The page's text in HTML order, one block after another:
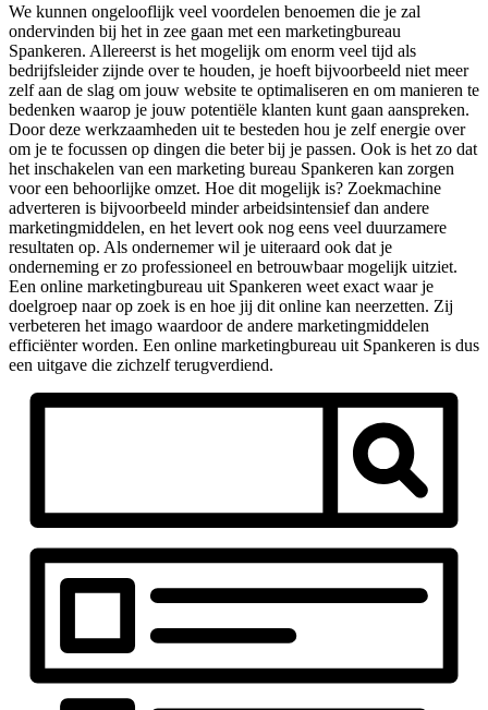
We kunnen ongelooflijk veel voordelen benoemen die je zal
ondervinden bij het in zee gaan met een marketingbureau
Spankeren. Allereerst is het mogelijk om enorm veel tijd als
bedrijfsleider zijnde over te houden, je hoeft bijvoorbeeld niet meer
zelf aan de slag om jouw website te optimaliseren en om manieren te
bedenken waarop je jouw potentiële klanten kunt gaan aanspreken.
Door deze werkzaamheden uit te besteden hou je zelf energie over
om je te focussen op dingen die beter bij je passen. Ook is het zo dat
het inschakelen van een marketing bureau Spankeren kan zorgen
voor een behoorlijke omzet. Hoe dit mogelijk is? Zoekmachine
adverteren is bijvoorbeeld minder arbeidsintensief dan andere
marketingmiddelen, en het levert ook nog eens veel duurzamere
resultaten op. Als ondernemer wil je uiteraard ook dat je
onderneming er zo professioneel en betrouwbaar mogelijk uitziet.
Een online marketingbureau uit Spankeren weet exact waar je
doelgroep naar op zoek is en hoe jij dit online kan neerzetten. Zij
verbeteren het imago waardoor de andere marketingmiddelen
efficiënter worden. Een online marketingbureau uit Spankeren is dus
een uitgave die zichzelf terugverdiend.